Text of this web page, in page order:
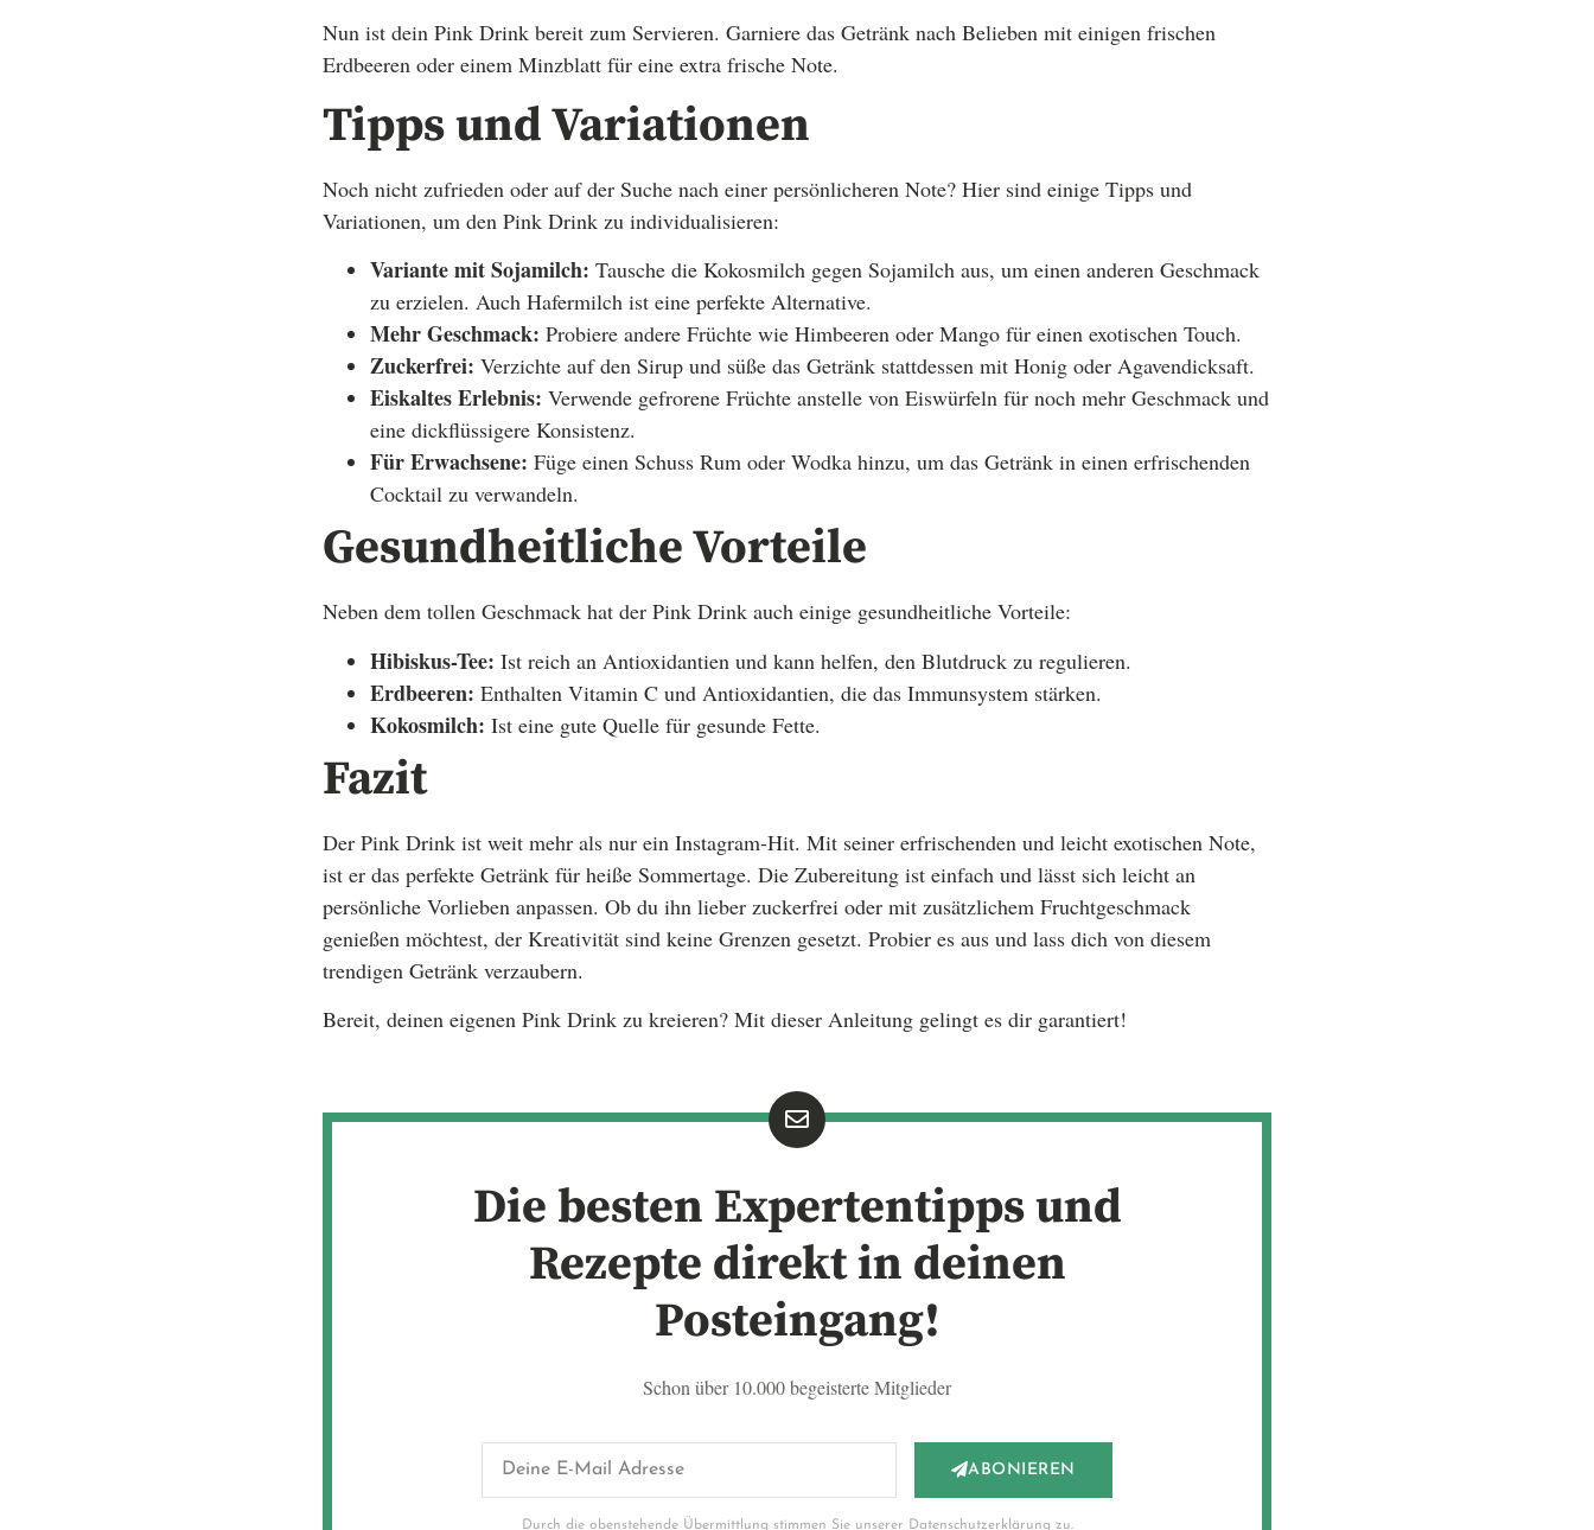
Nun ist dein Pink Drink bereit zum Servieren. Garniere das Getränk nach Belieben mit einigen frischen
Erdbeeren oder einem Minzblatt für eine extra frische Note.
Tipps und Variationen
Noch nicht zufrieden oder auf der Suche nach einer persönlicheren Note? Hier sind einige Tipps und
Variationen, um den Pink Drink zu individualisieren:
Variante mit Sojamilch: Tausche die Kokosmilch gegen Sojamilch aus, um einen anderen Geschmack
zu erzielen. Auch Hafermilch ist eine perfekte Alternative.
Mehr Geschmack: Probiere andere Früchte wie Himbeeren oder Mango für einen exotischen Touch.
Zuckerfrei: Verzichte auf den Sirup und süße das Getränk stattdessen mit Honig oder Agavendicksaft.
Eiskaltes Erlebnis: Verwende gefrorene Früchte anstelle von Eiswürfeln für noch mehr Geschmack und
eine dickflüssigere Konsistenz.
Für Erwachsene: Füge einen Schuss Rum oder Wodka hinzu, um das Getränk in einen erfrischenden
Cocktail zu verwandeln.
Gesundheitliche Vorteile
Neben dem tollen Geschmack hat der Pink Drink auch einige gesundheitliche Vorteile:
Hibiskus-Tee: Ist reich an Antioxidantien und kann helfen, den Blutdruck zu regulieren.
Erdbeeren: Enthalten Vitamin C und Antioxidantien, die das Immunsystem stärken.
Kokosmilch: Ist eine gute Quelle für gesunde Fette.
Fazit
Der Pink Drink ist weit mehr als nur ein Instagram-Hit. Mit seiner erfrischenden und leicht exotischen Note,
ist er das perfekte Getränk für heiße Sommertage. Die Zubereitung ist einfach und lässt sich leicht an
persönliche Vorlieben anpassen. Ob du ihn lieber zuckerfrei oder mit zusätzlichem Fruchtgeschmack
genießen möchtest, der Kreativität sind keine Grenzen gesetzt. Probier es aus und lass dich von diesem
trendigen Getränk verzaubern.
Bereit, deinen eigenen Pink Drink zu kreieren? Mit dieser Anleitung gelingt es dir garantiert!
Die besten Expertentipps und
Rezepte direkt in deinen
Posteingang!
Schon über 10.000 begeisterte Mitglieder
ABONIEREN
Durch die obenstehende Übermittlung stimmen Sie unserer Datenschutzerklärung zu.